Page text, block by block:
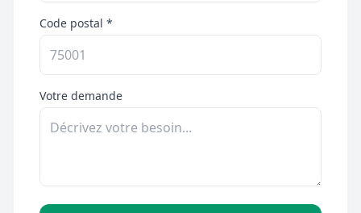
Code postal *
Votre demande